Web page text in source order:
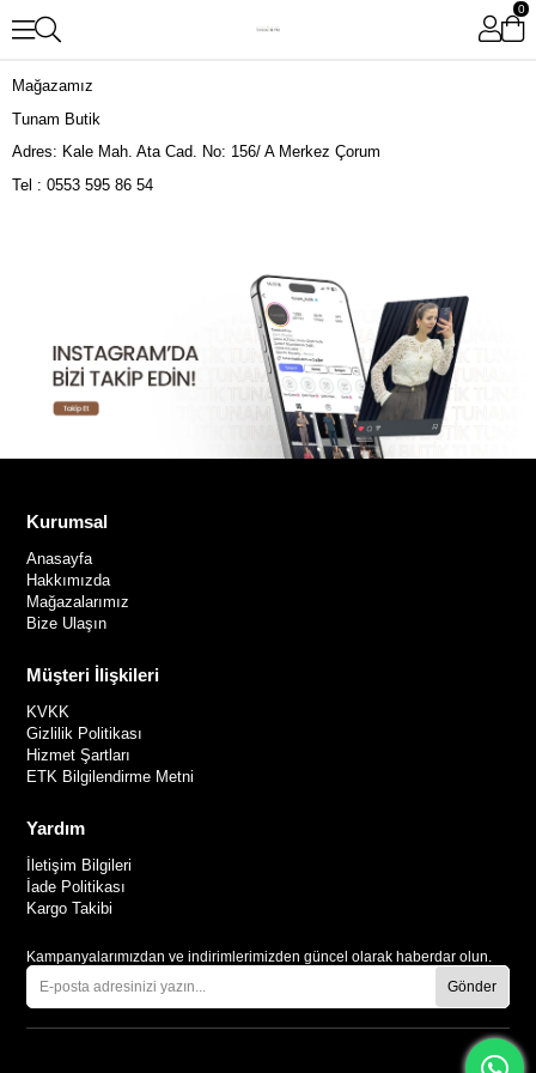
0
Mağazamız
Tunam Butik
Adres: Kale Mah. Ata Cad. No: 156/ A Merkez Çorum
Tel : 0553 595 86 54
Kurumsal
Anasayfa
Hakkımızda
Mağazalarımız
Bize Ulaşın
Müşteri İlişkileri
KVKK
Gizlilik Politikası
Hizmet Şartları
ETK Bilgilendirme Metni
Yardım
İletişim Bilgileri
İade Politikası
Kargo Takibi
Kampanyalarımızdan ve indirimlerimizden güncel olarak haberdar olun.
Gönder